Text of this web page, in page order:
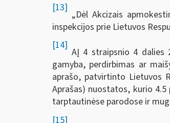
[13]
„Dėl Akcizais
inspekcijos prie Lietuvos
[14]
AĮ 4 straipsnio 4 dalies
gamyba, perdirbimas ar
aprašo, patvirtinto Lietuvos
Aprašas) nuostatos, kurio
tarptautinėse parodose ir
[15]